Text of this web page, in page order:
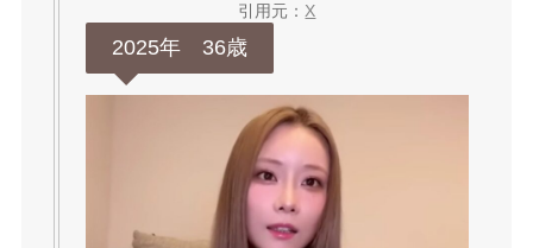
引用元：X
2025年 36歳